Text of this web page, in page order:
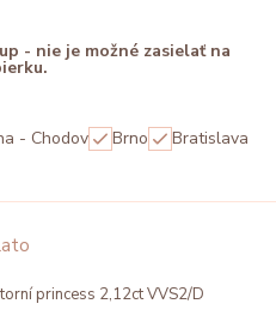
- nie je možné zasielať na
- Chodov Brno Bratislava
princess 2,12ct VVS2/D